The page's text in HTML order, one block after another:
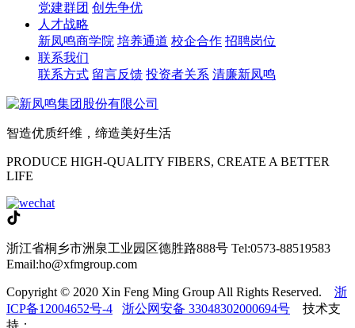
党建群团 创先争优
人才战略
新凤鸣商学院 培养通道 校企合作 招聘岗位
联系我们
联系方式 留言反馈 投资者关系 清廉新凤鸣
智造优质纤维，缔造美好生活
PRODUCE HIGH-QUALITY FIBERS, CREATE A BETTER
LIFE
浙江省桐乡市洲泉工业园区德胜路888号 Tel:0573-88519583
Email:ho@xfmgroup.com
Copyright © 2020 Xin Feng Ming Group All Rights Reserved. 浙
ICP备12004652号-4
浙公网安备 33048302000694号 技术支